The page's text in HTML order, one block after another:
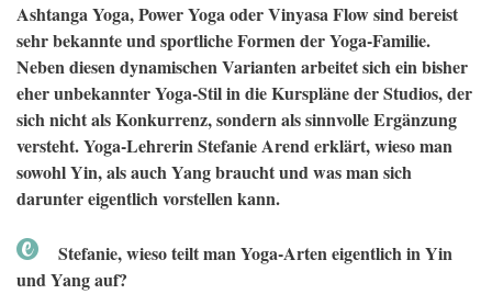
Ashtanga Yoga, Power Yoga oder Vinyasa Flow sind bereist
sehr bekannte und sportliche Formen der Yoga-Familie.
Neben diesen dynamischen Varianten arbeitet sich ein bisher
eher unbekannter Yoga-Stil in die Kurspläne der Studios, der
sich nicht als Konkurrenz, sondern als sinnvolle Ergänzung
versteht. Yoga-Lehrerin Stefanie Arend erklärt, wieso man
sowohl Yin, als auch Yang braucht und was man sich
darunter eigentlich vorstellen kann.
Stefanie, wieso teilt man Yoga-Arten eigentlich in Yin
und Yang auf?